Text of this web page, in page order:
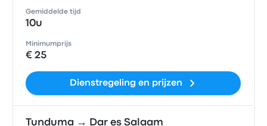
Gemiddelde tijd
10u
Minimumprijs
€ 25
Dienstregeling en prijzen
Tunduma → Dar es Salaam